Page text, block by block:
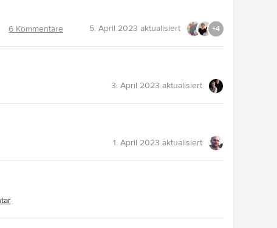
6 Kommentare 5. April 2023 aktualisiert +4
3. April 2023 aktualisiert
1. April 2023 aktualisiert